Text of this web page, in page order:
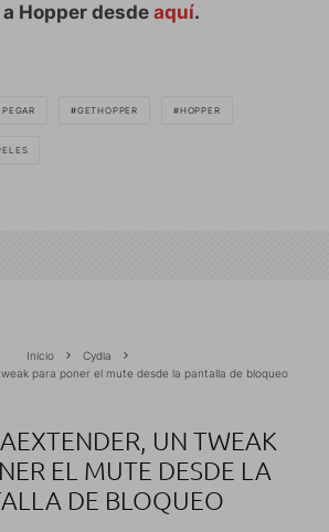
Hopper desde aquí.
GETHOPPER HOPPER
Inicio
Cydia
para poner el mute desde la pantalla de bloqueo
UN TWEAK
EL MUTE DESDE LA
DE BLOQUEO